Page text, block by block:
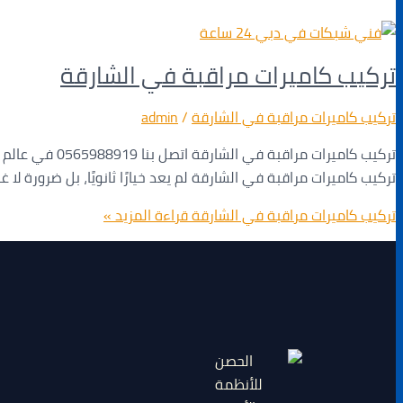
تركيب كاميرات مراقبة في الشارقة
تركيب كاميرات مراقبة في الشارقة/
admin
تركيب
تركيب كاميرات مراقبة في الشارقة لم يعد خيارًا ثانويًا، بل
تركيب كاميرات مراقبة في الشارقةقراءة المزيد »